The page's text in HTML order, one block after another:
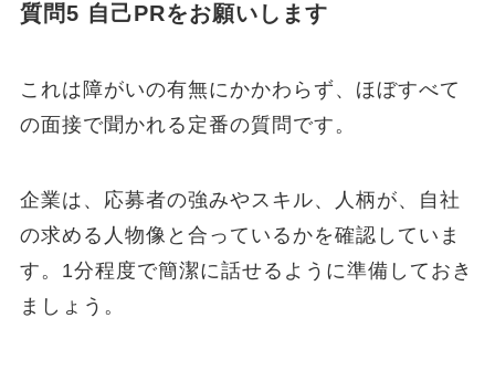
質問5 自己PRをお願いします
これは障がいの有無にかかわらず、ほぼすべて
の面接で聞かれる定番の質問です。
企業は、応募者の強みやスキル、人柄が、自社
の求める人物像と合っているかを確認していま
す。1分程度で簡潔に話せるように準備しておき
ましょう。